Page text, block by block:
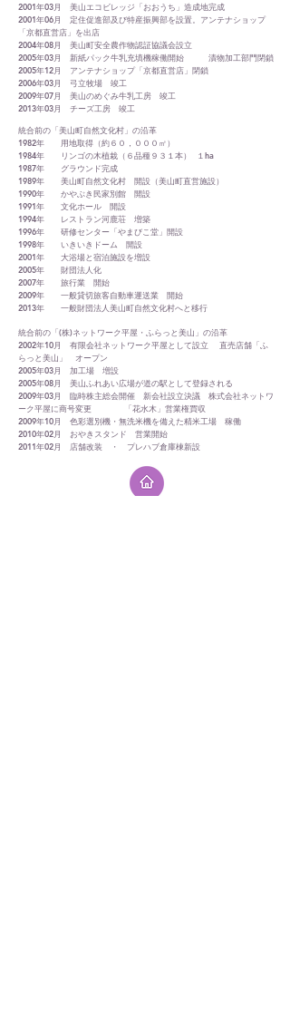
2001年03月 美山エコビレッジ「おおうち」造成地完成
2001年06月 定住促進部及び特産振興部を設置。アンテナショップ
「京都直営店」を出店
2004年08月 美山町安全農作物認証協議会設立
2005年03月 新紙パック牛乳充填機稼働開始 漬物加工部門閉鎖
2005年12月 アンテナショップ「京都直営店」閉鎖
2006年03月 弓立牧場 竣工
2009年07月 美山のめぐみ牛乳工房 竣工
2013年03月 チーズ工房 竣工
統合前の「美山町自然文化村」の沿革
1982年 用地取得（約６０，０００㎡）
1984年 リンゴの木植栽（６品種９３１本） １ha
1987年 グラウンド完成
1989年 美山町自然文化村 開設（美山町直営施設）
1990年 かやぶき民家別館 開設
1991年 文化ホール 開設
1994年 レストラン河鹿荘 増築
1996年 研修センター「やまびこ堂」開設
1998年 いきいきドーム 開設
2001年 大浴場と宿泊施設を増設
2005年 財団法人化
2007年 旅行業 開始
2009年 一般貸切旅客自動車運送業 開始
2013年 一般財団法人美山町自然文化村へと移行
統合前の「(株)ネットワーク平屋・ふらっと美山」の沿革
2002年10月 有限会社ネットワーク平屋として設立 直売店舗「ふ
らっと美山」 オープン
2005年03月 加工場 増設
2005年08月 美山ふれあい広場が道の駅として登録される
2009年03月 臨時株主総会開催 新会社設立決議 株式会社ネットワ
ーク平屋に商号変更 「花水木」営業権買収
2009年10月 色彩選別機・無洗米機を備えた精米工場 稼働
2010年02月 おやきスタンド 営業開始
2011年02月 店舗改装 ・ プレハブ倉庫棟新設